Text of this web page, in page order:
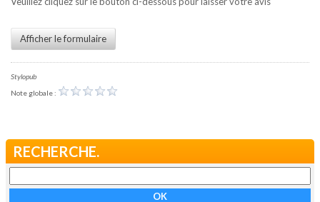
Afficher le formulaire
Stylopub
Note globale :
RECHERCHE.